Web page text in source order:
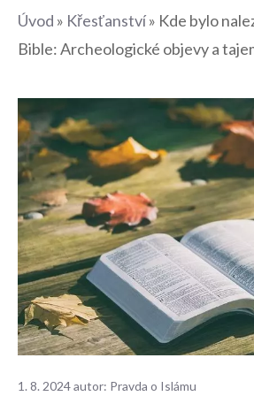
Úvod » Křesťanství» Kde bylo
Bible: Archeologické objevy a
1. 8. 2024autor: Pravda o Islámu